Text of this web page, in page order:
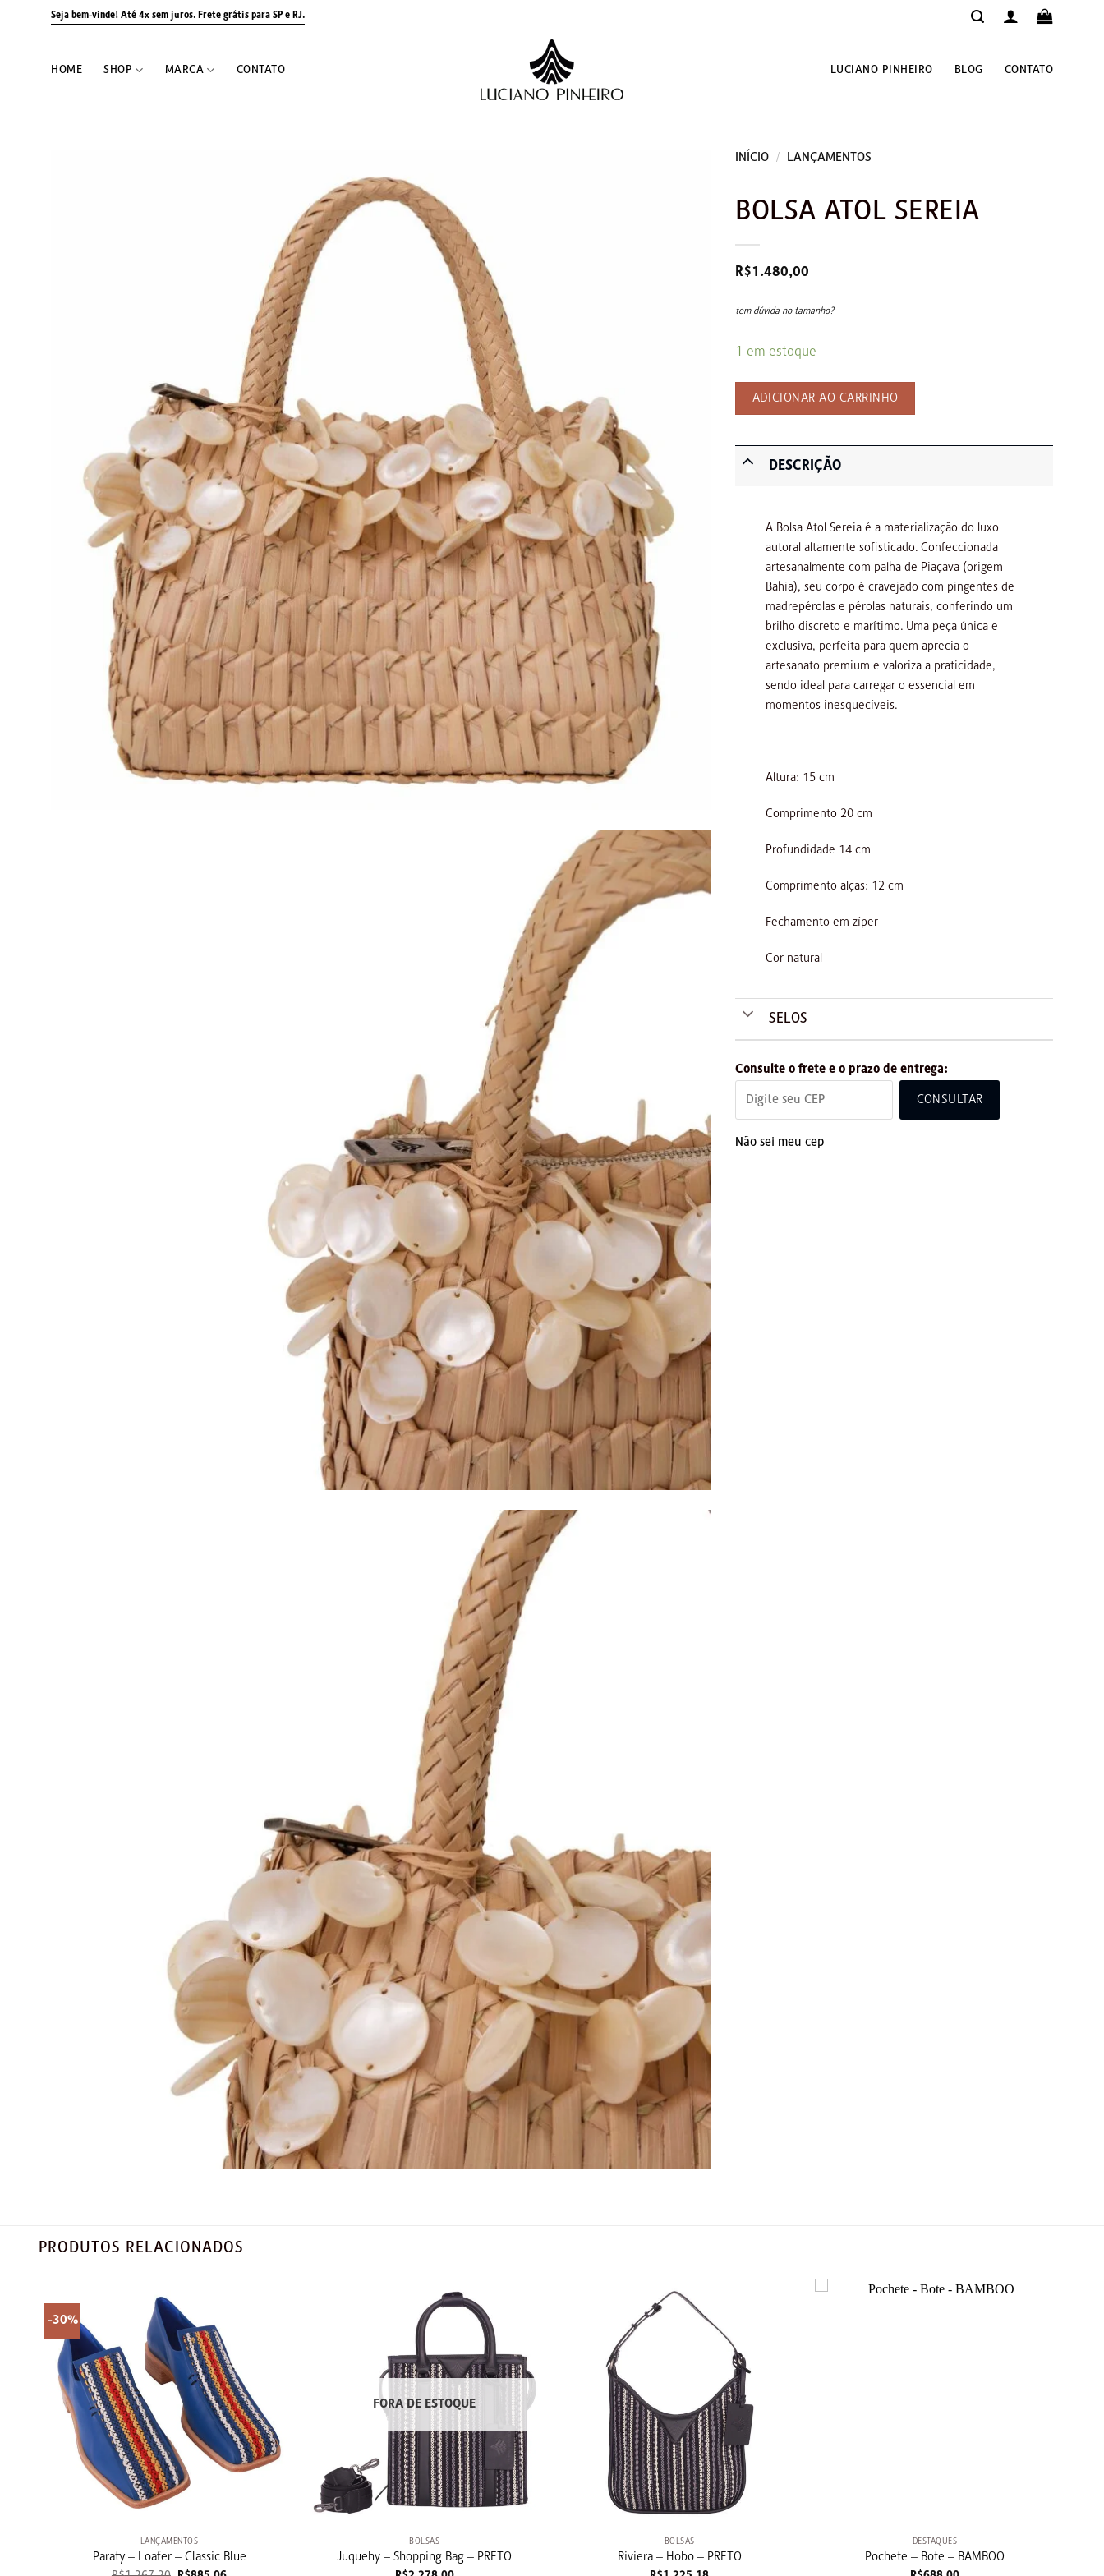
Seja bem-vinde! Até 4x sem juros. Frete grátis para SP e RJ.
HOME SHOP MARCA CONTATO LUCIANO PINHEIRO BLOG CONTATO
INÍCIO / LANÇAMENTOS
BOLSA ATOL SEREIA
R$1.480,00
tem dúvida no tamanho?
1 em estoque
ADICIONAR AO CARRINHO
DESCRIÇÃO
A Bolsa Atol Sereia é a materialização do luxo
autoral altamente sofisticado. Confeccionada
artesanalmente com palha de Piaçava (origem
Bahia), seu corpo é cravejado com pingentes de
madrepérolas e pérolas naturais, conferindo um
brilho discreto e marítimo. Uma peça única e
exclusiva, perfeita para quem aprecia o
artesanato premium e valoriza a praticidade,
sendo ideal para carregar o essencial em
momentos inesquecíveis.
Altura: 15 cm
Comprimento 20 cm
Profundidade 14 cm
Comprimento alças: 12 cm
Fechamento em zíper
Cor natural
SELOS
Consulte o frete e o prazo de entrega:
CONSULTAR
Não sei meu cep
PRODUTOS RELACIONADOS
-30%
LANÇAMENTOS
Paraty – Loafer – Classic Blue
+
FORA DE ESTOQUE
BOLSAS
Juquehy – Shopping Bag – PRETO
BOLSAS
Riviera – Hobo – PRETO
DESTAQUES
Pochete – Bote – BAMBOO